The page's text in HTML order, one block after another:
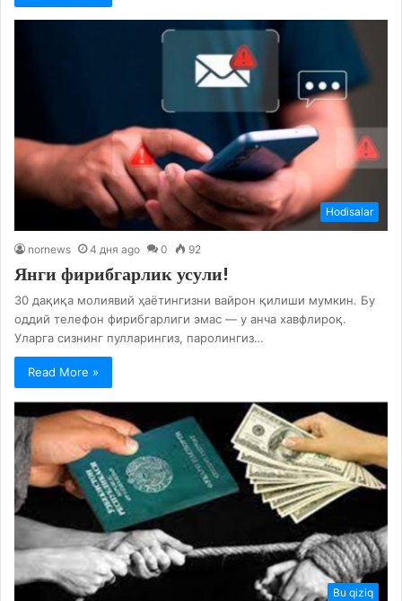
Hodisalar
nornews 4 дня ago 0 92
Янги фирибгарлик усули!
30 дақиқа молиявий ҳаётингизни вайрон қилиши мумкин. Бу
оддий телефон фирибгарлиги эмас — у анча хавфлироқ.
Уларга сизнинг пулларингиз, паролингиз…
Read More »
Bu qiziq